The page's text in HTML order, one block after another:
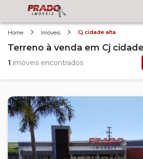
Home Imóveis Cj cidade alta
Terreno à venda em Cj
1 imóveis encontrados